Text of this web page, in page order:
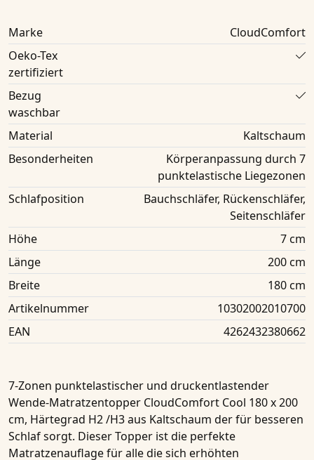
Marke
CloudComfort
Oeko-Tex
zertifiziert
Bezug
waschbar
Material
Kaltschaum
Besonderheiten
Körperanpassung durch 7
punktelastische Liegezonen
Schlafposition
Bauchschläfer, Rückenschläfer,
Seitenschläfer
Höhe
7 cm
Länge
200 cm
Breite
180 cm
Artikelnummer
10302002010700
EAN
4262432380662
7-Zonen punktelastischer und druckentlastender
Wende-Matratzentopper CloudComfort Cool 180 x 200
cm, Härtegrad H2 /H3aus Kaltschaum der für besseren
Schlaf sorgt. Dieser Topper ist die perfekte
Matratzenauflage für alle die sich erhöhten